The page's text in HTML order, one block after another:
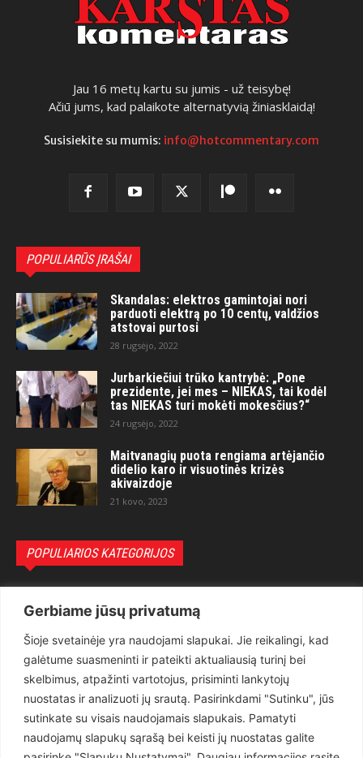
Gerbiame jūsų privatumą
Šioje svetainėje yra naudojami slapukai. Jie reikalingi, kad
galėtume suasmeninti ir pateikti aktualiausią turinį bei
skelbimus, atpažinti vartotojus, prisiminti lankytojų
nuostatas ir analizuoti jų srautą. Pasirinkdami "Sutinku", jūs
sutinkate su visais naudojamais slapukais. Pamatyti
naudojamų slapukų sąrašą bei keisti jų nuostatas galite
Jau 16 metų kartu su jumis - už teisybę!
Ačiū jums, kad palaikote alternatyvią žiniasklaidą!
Susisiekite su mumis: info@hotcommentary.com
POPULIARŪS ĮRAŠAI
Skandalas: elektros gamintojai nori
parduoti elektrą po 10 centų, valdžios
atstovai purtosi
28 rugsėjo, 2022
Jurbarkiečiui trūko kantrybė: „Pone
prezidente, jei mes – NIEKAS, tai kodėl
tas NIEKAS turi mokėti mokesčius?“
24 rugsėjo, 2022
Maitvanagių puota rengiama artėjančio
didelio karo ir visuotinės krizės
akivaizdoje
21 kovo, 2023
POPULIARIOS KATEGORIJOS
Teisėsauga
1497
Aktualu
Lietuva
619
Pasaulis
Статьи на русском